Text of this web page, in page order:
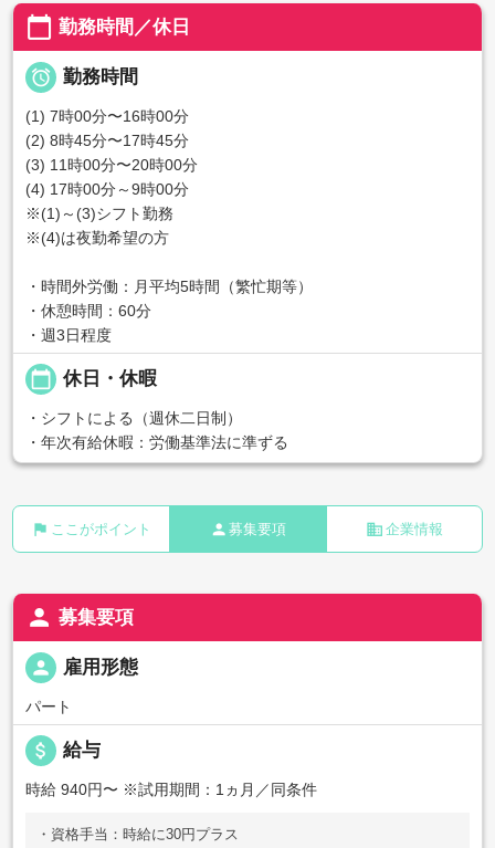
calendar_today 勤務時間／休日
 勤務時間
(1) 7時00分〜16時00分
(2) 8時45分〜17時45分
(3) 11時00分〜20時00分
(4) 17時00分～9時00分
※(1)～(3)シフト勤務
※(4)は夜勤希望の方
・時間外労働：月平均5時間（繁忙期等）
・休憩時間：60分
・週3日程度
calendar_today 休日・休暇
・シフトによる（週休二日制）
・年次有給休暇：労働基準法に準ずる
flag ここがポイント person 募集要項 business 企業情報
person 募集要項
person 雇用形態
パート
attach_money 給与
時給 940円〜 ※試用期間：1ヵ月／同条件
・資格手当：時給に30円プラス